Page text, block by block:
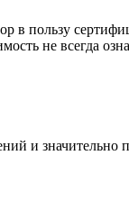
в пользу
не всегда
и значительно